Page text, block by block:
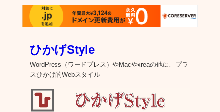
ひかげStyle
WordPress（ワードプレス）やMacやxreaの他に、プラ
スひかげ的Webスタイル